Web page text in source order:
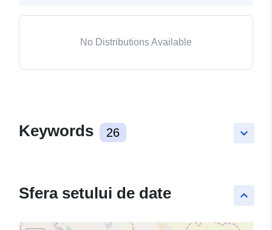
No Distributions Available
keyboard_arrow_down
Keywords 26
keyboard_arrow_up
Sfera setului de date